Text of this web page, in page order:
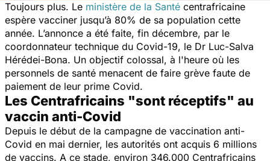
Toujours plus. Le ministère de la Santé centrafricaine
espère vacciner jusqu’à 80% de sa population cette
année. L’annonce a été faite, fin décembre, par le
coordonnateur technique du Covid-19, le Dr Luc-Salva
Hérédei-Bona. Un objectif colossal, à l'heure où les
personnels de santé menacent de faire grève faute de
paiement de leur prime Covid.
Les Centrafricains "sont réceptifs" au
vaccin anti-Covid
Depuis le début de la campagne de vaccination anti-
Covid en mai dernier, les autorités ont acquis 6 millions
de vaccins. A ce stade, environ 346.000 Centrafricains